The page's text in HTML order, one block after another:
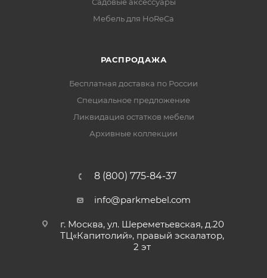
Мебель для HoReCa
РАСПРОДАЖА
Бесплатная доставка по России
Специальное предложение
Ликвидация остатков мебели
Архивные коллекции
8 (800) 775-84-37
info@parkmebel.com
г. Москва, ул. Шереметьевская, д.20
ТЦ«Капитолий», правый эскалатор,
2 эт